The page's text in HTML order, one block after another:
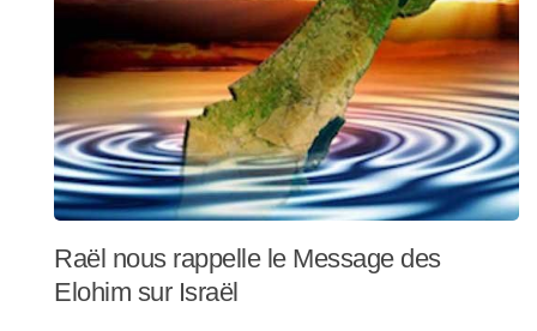
Raël nous rappelle le Message des
Elohim sur Israël